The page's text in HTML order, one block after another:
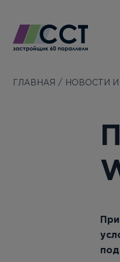
ГЛАВНАЯ НОВОСТИ